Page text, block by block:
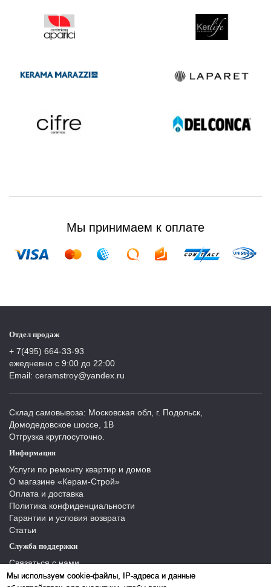
Мы используем cookie-файлы, IP-адреса и данные
Мы принимаем к оплате
Отдел продаж
+ 7(495) 664-33-93
ежедневно с 9:00 до 22:00
Email: ceramstroy@yandex.ru
Склад самовывоза: Московская обл, г. Подольск,
Домодедовское шоссе, 1В
Отгрузка круглосуточно.
Информация
Услуги по ремонту квартир и домов
О магазине «Керам-Строй»
Оплата и доставка
Политика конфиденциальности
Гарантии и условия возврата
Статьи
Служба поддержки
Связаться с нами
Отзывы